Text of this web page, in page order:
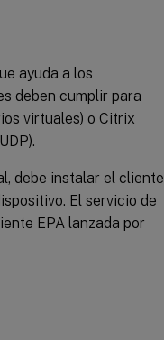
ayuda a los
deben cumplir para
virtuales) o Citrix
debe instalar el cliente
El servicio de
EPA lanzada por